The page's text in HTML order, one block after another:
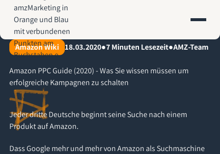
AMZ-Marketing.de - Amazon Agentur für profitables Wachstum
Amazon Wiki 18.03.2020●7Minuten Lesezeit●AMZ-Team
Amazon PPC Guide (2020) - Was Sie wissen müssen um
erfolgreiche Kampagnen zu schalten
Jeder dritte Deutsche beginnt seine Suche nach einem
Produkt auf Amazon.
Dass Google mehr und mehr von Amazon als Suchmaschine